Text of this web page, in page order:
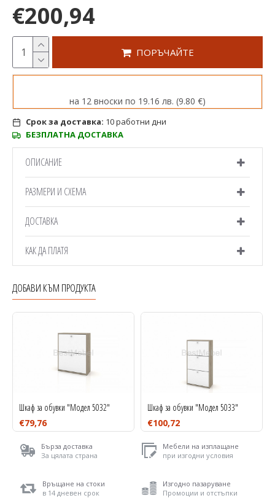
Срок за доставка: 10 работни дни
БЕЗПЛАТНА ДОСТАВКА
€200,94
ПОРЪЧАЙТЕ
на 12 вноски по 19.16 лв. (9.80 €)
ДОБАВИ КЪМ ПРОДУКТА
Шкаф за обувки "Модел 5032"
€79,76
Шкаф за обувки "Модел 5033"
€100,72
Бърза доставка
За цялата страна
Мебели на изплащане
при изгодни условия
Връщане на стоки
в 14 дневен срок
Изгодно пазаруване
Промоции и отстъпки
ОПИСАНИЕ
РАЗМЕРИ И СХЕМА
ДОСТАВКА
КАК ДА ПЛАТЯ